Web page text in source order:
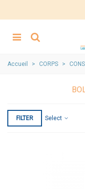
Accueil > CORPS >
FILTER Select